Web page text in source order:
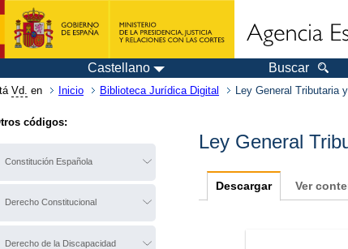
Castellano Buscar
Vd. en Inicio Biblioteca Jurídica Digital Ley General Tributaria
códigos:
Constitución Española
Derecho Constitucional
Derecho de la Discapacidad
Ley General
Descargar Ver